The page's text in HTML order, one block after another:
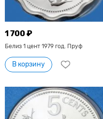
1 700 ₽
Белиз 1 цент 1979 год. Пруф
В корзину